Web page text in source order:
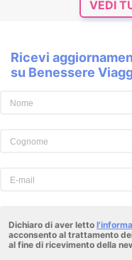
VEDI
Ricevi
su Benessere
Dichiaro di aver letto
acconsento al trattamento
al fine di ricevimento della